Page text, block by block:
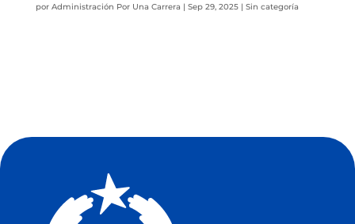
por Administración Por Una Carrera | Sep 29, 2025| Sin categoría